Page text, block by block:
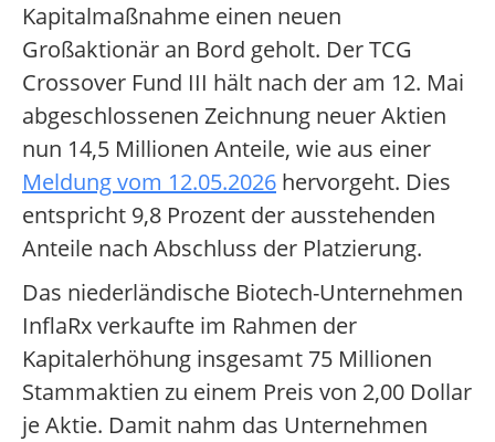
Kapitalmaßnahme einen neuen
Großaktionär an Bord geholt. Der TCG
Crossover Fund III hält nach der am 12. Mai
abgeschlossenen Zeichnung neuer Aktien
nun 14,5 Millionen Anteile, wie aus einer
Meldung vom 12.05.2026 hervorgeht. Dies
entspricht 9,8 Prozent der ausstehenden
Anteile nach Abschluss der Platzierung.
Das niederländische Biotech-Unternehmen
InflaRx verkaufte im Rahmen der
Kapitalerhöhung insgesamt 75 Millionen
Stammaktien zu einem Preis von 2,00 Dollar
je Aktie. Damit nahm das Unternehmen